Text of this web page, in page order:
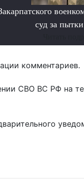
суд за
комментариев.
СВО ВС РФ на